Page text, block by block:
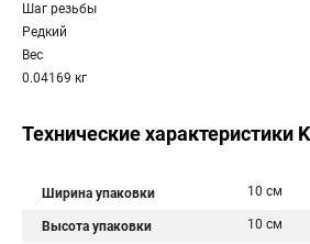
Шаг резьбы
Редкий
Вес
0.04169 кг
Технические характеристики
Ширина упаковки 10 см
Высота упаковки 10 см